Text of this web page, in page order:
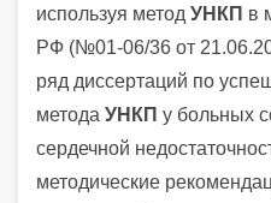
используя метод УНКП в
РФ (№01-06/36 от
ряд диссертаций по
метода УНКП у больных
сердечной
методические